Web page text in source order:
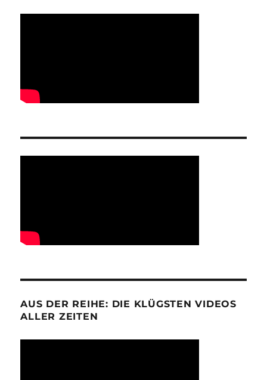
AUS DER REIHE: DIE KLÜGSTEN VIDEOS
ALLER ZEITEN